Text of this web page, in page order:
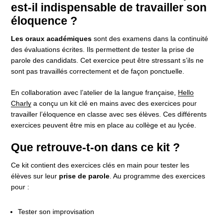
est-il indispensable de travailler son
éloquence ?
Les oraux académiques sont des examens dans la continuité
des évaluations écrites. Ils permettent de tester la prise de
parole des candidats. Cet exercice peut être stressant s’ils ne
sont pas travaillés correctement et de façon ponctuelle.
En collaboration avec l’atelier de la langue française, Hello
Charly a conçu un kit clé en mains avec des exercices pour
travailler l’éloquence en classe avec ses élèves. Ces différents
exercices peuvent être mis en place au collège et au lycée.
Que retrouve-t-on dans ce kit ?
Ce kit contient des exercices clés en main pour tester les
élèves sur leur prise de parole. Au programme des exercices
pour :
Tester son improvisation